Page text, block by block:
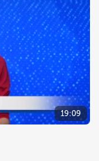
19:09